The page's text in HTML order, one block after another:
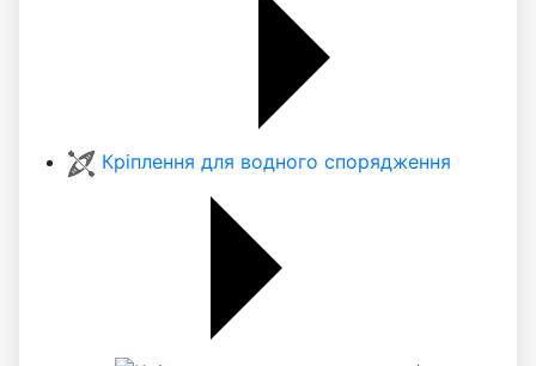
Кріплення для водного спорядження